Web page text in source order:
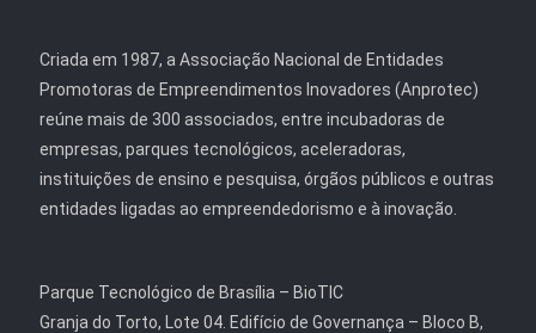
Criada em 1987, a Associação Nacional de Entidades
Promotoras de Empreendimentos Inovadores (Anprotec)
reúne mais de 300 associados, entre incubadoras de
empresas, parques tecnológicos, aceleradoras,
instituições de ensino e pesquisa, órgãos públicos e outras
entidades ligadas ao empreendedorismo e à inovação.
Parque Tecnológico de Brasília – BioTIC
Granja do Torto, Lote 04. Edifício de Governança – Bloco B,